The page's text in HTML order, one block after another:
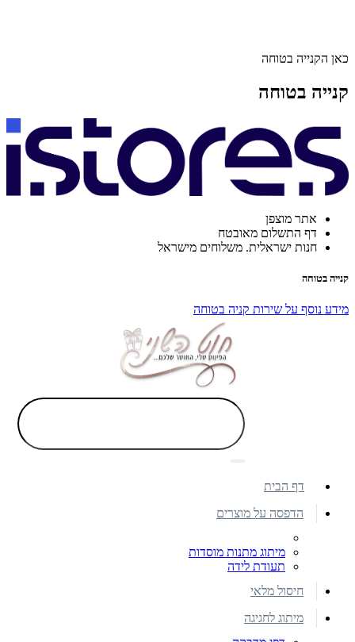
כאן הקנייה בטוחה
קנייה בטוחה
אתר מוצפן
דף התשלום מאובטח
חנות ישראלית. משלוחים מישראל
קנייה בטוחה
מידע נוסף על שירות קניה בטוחה
דף הבית
הדפסה על מוצרים
מיתוג מתנות מוסדות
תעודת לידה
חיסול מלאי
מיתוג לחגיגה